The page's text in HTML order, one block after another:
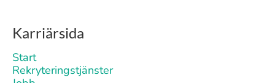
Karriärsida
Start
Rekryteringstjänster